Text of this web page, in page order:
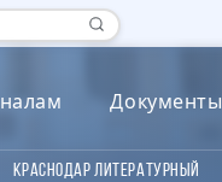
Документы
Краснодар литературный